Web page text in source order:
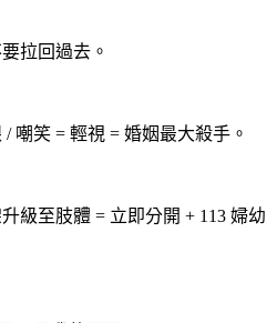
拉回過去。
/ 嘲笑 = 輕視 = 婚姻最大殺手。
升級至肢體 = 立即分開 + 113 婦幼